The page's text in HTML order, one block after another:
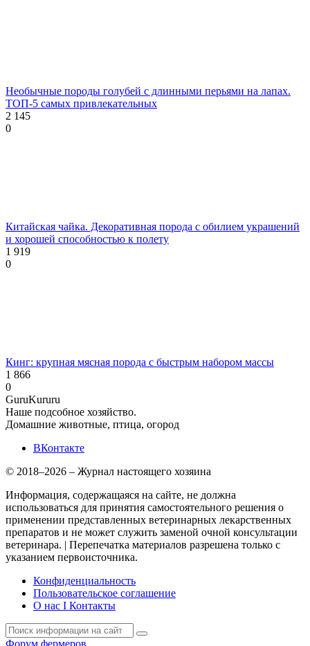
Необычные породы голубей с длинными перьями на лапах.
ТОП-5 самых привлекательных
2 145
0
Китайская чайка. Декоративная порода с обилием украшений
и хорошей способностью к полету
1 919
0
Кинг: крупная мясная порода с быстрым набором массы
1 866
0
GuruKururu
Наше подсобное хозяйство.
Домашние животные, птица, огород
ВКонтакте
© 2018–2026 – Журнал настоящего хозяина
Информация, содержащаяся на сайте, не должна
использоваться для принятия самостоятельного решения о
применении представленных ветеринарных лекарственных
препаратов и не может служить заменой очной консультации
ветеринара. | Перепечатка материалов разрешена только с
указанием первоисточника.
Конфиденциальность
Пользовательское соглашение
О нас I Контакты